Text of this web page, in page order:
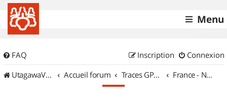
Menu
FAQ Connexion
Inscription
UtagawaVTT (Randos VTT et VTTAE avec traces GPS)
Accueil forum Traces GPS de randos VTT France - Nord Ouest